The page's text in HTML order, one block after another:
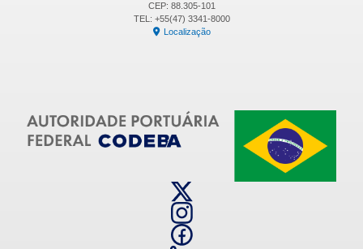
CEP: 88.305-101
TEL: +55(47) 3341-8000
Localização